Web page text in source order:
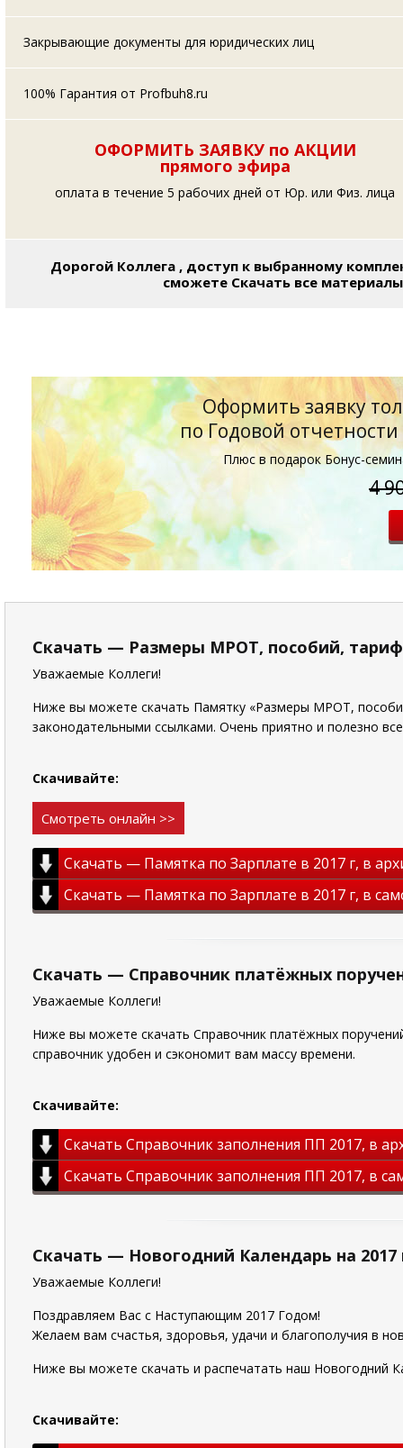
Закрывающие документы для юридических лиц
100% Гарантия от Profbuh8.ru
ОФОРМИТЬ ЗАЯВКУ по АКЦИИ
прямого эфира
оплата в течение 5 рабочих дней от Юр. или Физ. лица
Дорогой Коллега , доступ к выбранному
сможете Скачать все
Оформить заявку
по Годовой
Плюс в подарок Бонус-
4
Скачать — Размеры МРОТ, пособий,
Уважаемые Коллеги!
Ниже вы можете скачать Памятку «Размеры МРОТ,
законодательными ссылками. Очень приятно и полезно
Скачивайте:
Смотреть онлайн >>
Скачать — Памятка по Зарплате в 2017 г, в
Скачать — Памятка по Зарплате в 2017 г, в
Скачать — Справочник платёжных
Уважаемые Коллеги!
Ниже вы можете скачать Справочник платёжных
справочник удобен и сэкономит вам массу времени.
Скачивайте:
Скачать Справочник заполнения ПП 2017, в
Скачать Справочник заполнения ПП 2017, в
Скачать — Новогодний Календарь на
Уважаемые Коллеги!
Поздравляем Вас с Наступающим 2017 Годом!
Желаем вам счастья, здоровья, удачи и благополучия в
Ниже вы можете скачать и распечатать наш Новогодний
Скачивайте: